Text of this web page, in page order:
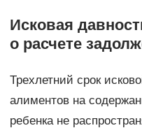
Исковая
о расчете
Трехлетний срок
алиментов на
ребенка не